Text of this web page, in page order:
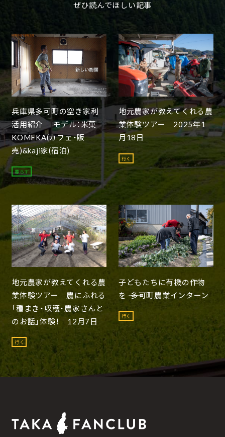
ぜひ読んでほしい記事
兵庫県多可町の空き家利
活用紹介 モデル：米菓
KOMEKA(カフェ・販
売)&kaji家(宿泊)
暮らす
地元農家が教えてくれる農
業体験ツアー 2025年1
月18日
行く
地元農家が教えてくれる農
業体験ツアー 農にふれる
「種まき・収穫・農家さんと
のお話」体験！ 12月7日
行く
子どもたちに有機の作物
を ―― 多可町農業インターン
行く